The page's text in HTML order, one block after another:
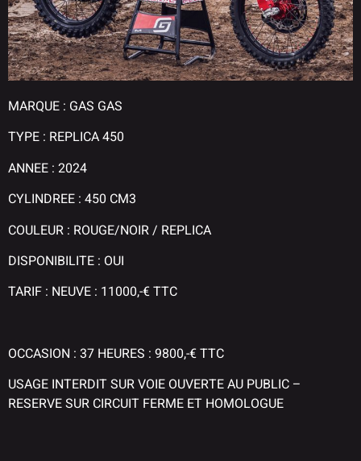
MARQUE : GAS GAS
TYPE : REPLICA 450
ANNEE : 2024
CYLINDREE : 450 CM3
COULEUR : ROUGE/NOIR / REPLICA
DISPONIBILITE : OUI
TARIF : NEUVE : 11000,-€ TTC
OCCASION : 37 HEURES : 9800,-€ TTC
USAGE INTERDIT SUR VOIE OUVERTE AU PUBLIC –
RESERVE SUR CIRCUIT FERME ET HOMOLOGUE